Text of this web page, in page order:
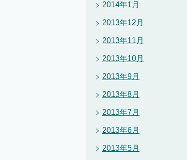
2014年1月
2013年12月
2013年11月
2013年10月
2013年9月
2013年8月
2013年7月
2013年6月
2013年5月